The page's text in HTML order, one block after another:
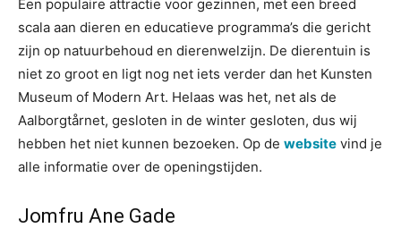
Een populaire attractie voor gezinnen, met een breed
scala aan dieren en educatieve programma’s die gericht
zijn op natuurbehoud en dierenwelzijn. De dierentuin is
niet zo groot en ligt nog net iets verder dan het Kunsten
Museum of Modern Art. Helaas was het, net als de
Aalborgtårnet, gesloten in de winter gesloten, dus wij
hebben het niet kunnen bezoeken. Op de website vind je
alle informatie over de openingstijden.
Jomfru Ane Gade